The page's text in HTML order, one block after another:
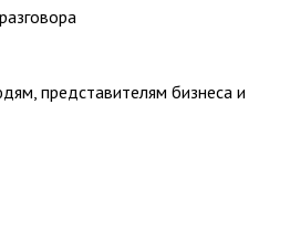
представителям бизнеса и